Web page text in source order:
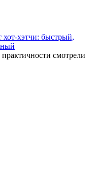
хот-хэтчи: быстрый,
смотрели